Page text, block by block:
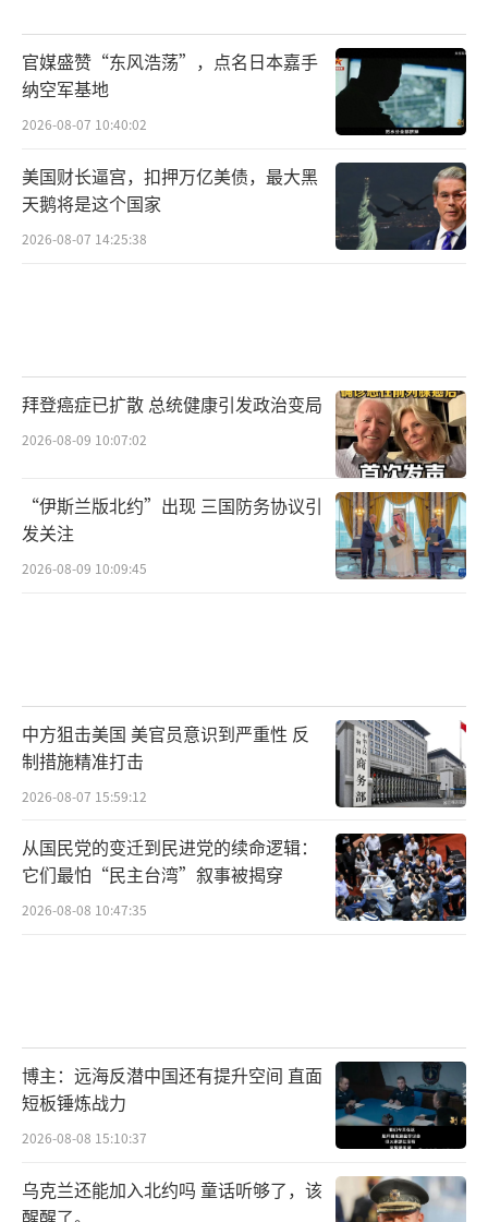
官媒盛赞“东风浩荡”，点名日本嘉手
纳空军基地
2026-08-07 10:40:02
美国财长逼宫，扣押万亿美债，最大黑
天鹅将是这个国家
2026-08-07 14:25:38
拜登癌症已扩散 总统健康引发政治变局
2026-08-09 10:07:02
“伊斯兰版北约”出现 三国防务协议引
发关注
2026-08-09 10:09:45
中方狙击美国 美官员意识到严重性 反
制措施精准打击
2026-08-07 15:59:12
从国民党的变迁到民进党的续命逻辑：
它们最怕“民主台湾”叙事被揭穿
2026-08-08 10:47:35
博主：远海反潜中国还有提升空间 直面
短板锤炼战力
2026-08-08 15:10:37
乌克兰还能加入北约吗 童话听够了，该
醒醒了。